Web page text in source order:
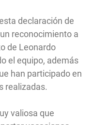
declaración de
reconocimiento a
de Leonardo
el equipo, además
han participado en
realizadas.
valiosa que